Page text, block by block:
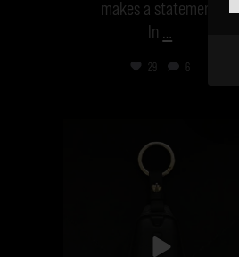
makes a statement.
In …
29 6
Sep 11